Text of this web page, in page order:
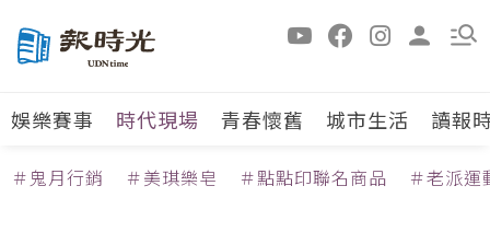
娛樂賽事 時代現場 青春懷舊 城市生活 讀報
＃鬼月行銷 ＃美琪樂皂 ＃點點印聯名商品 ＃老派運